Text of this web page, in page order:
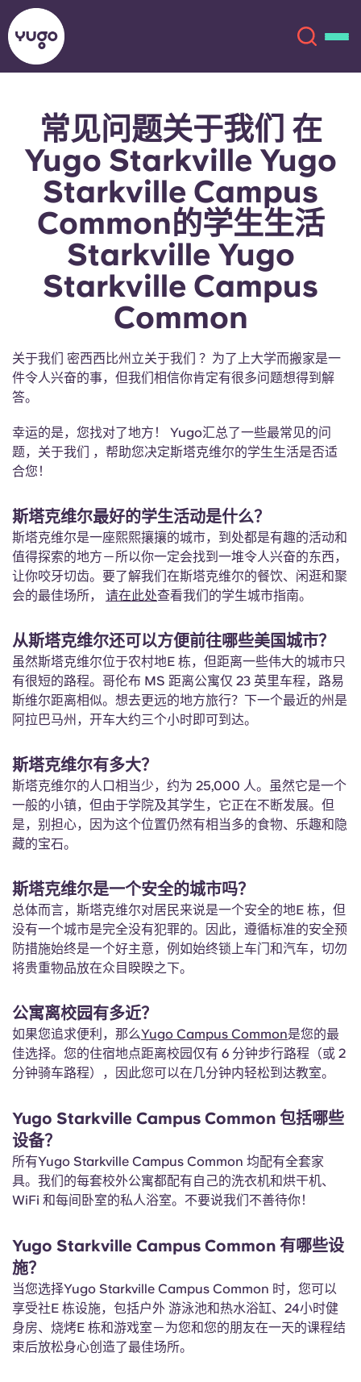
关于我们
地点
更多
账户
English (GB)
Chinese
Español
Català
Deutsch
Italian
French
Portuguese
选择一个国家
选择一间公寓
登录
立即预订
English (GB)
English (US)
Español
Català Deutsch
Italian French
常见问题关于我们 在
Yugo Starkville Yugo
Starkville Campus
Common的学生生活
Starkville Yugo
Starkville Campus
Common
关于我们 密西西比州立关于我们 ？为了上大学而搬家是一
件令人兴奋的事，但我们相信你肯定有很多问题想得到解
答。
幸运的是，您找对了地方！ Yugo汇总了一些最常见的问
题，关于我们 ，帮助您决定斯塔克维尔的学生生活是否适
合您！
斯塔克维尔最好的学生活动是什么？
斯塔克维尔是一座熙熙攘攘的城市，到处都是有趣的活动和
值得探索的地方－所以你一定会找到一堆令人兴奋的东西，
让你咬牙切齿。要了解我们在斯塔克维尔的餐饮、闲逛和聚
会的最佳场所， 请在此处查看我们的学生城市指南。
从斯塔克维尔还可以方便前往哪些美国城市？
虽然斯塔克维尔位于农村地E 栋，但距离一些伟大的城市只
有很短的路程。哥伦布 MS 距离公寓仅 23 英里车程，路易
斯维尔距离相似。想去更远的地方旅行？下一个最近的州是
阿拉巴马州，开车大约三个小时即可到达。
斯塔克维尔有多大？
斯塔克维尔的人口相当少，约为 25,000 人。虽然它是一个
一般的小镇，但由于学院及其学生，它正在不断发展。但
是，别担心，因为这个位置仍然有相当多的食物、乐趣和隐
藏的宝石。
斯塔克维尔是一个安全的城市吗？
总体而言，斯塔克维尔对居民来说是一个安全的地E 栋，但
没有一个城市是完全没有犯罪的。因此，遵循标准的安全预
防措施始终是一个好主意，例如始终锁上车门和汽车，切勿
将贵重物品放在众目睽睽之下。
公寓离校园有多近？
如果您追求便利，那么Yugo Campus Common是您的最
佳选择。您的住宿地点距离校园仅有 6 分钟步行路程（或 2
分钟骑车路程），因此您可以在几分钟内轻松到达教室。
Yugo Starkville Campus Common 包括哪些
设备？
所有Yugo Starkville Campus Common 均配有全套家
具。我们的每套校外公寓都配有自己的洗衣机和烘干机、
WiFi 和每间卧室的私人浴室。不要说我们不善待你！
Yugo Starkville Campus Common 有哪些设
施？
当您选择Yugo Starkville Campus Common 时，您可以
享受社E 栋设施，包括户外 游泳池和热水浴缸、24小时健
身房、烧烤E 栋和游戏室－为您和您的朋友在一天的课程结
束后放松身心创造了最佳场所。